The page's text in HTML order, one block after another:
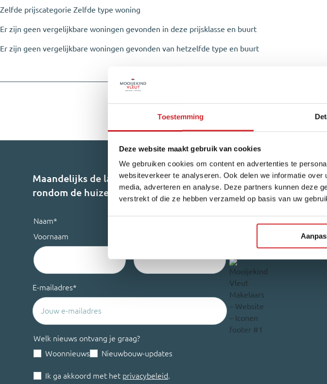
Toestemming
Deze website maakt gebruik van cookies
We gebruiken cookies om content en advertenties te
websiteverkeer te analyseren. Ook delen we informatie
media, adverteren en analyse. Deze partners kunnen deze
verstrekt of die ze hebben verzameld op basis van uw
Zelfde prijscategorie Zelfde type woning
Er zijn geen vergelijkbare woningen gevonden in deze prijsklasse en buurt
Er zijn geen vergelijkbare woningen gevonden van hetzelfde type en buurt
Maandelijks de laatste update
rondom de huizenmarkt?
Naam*
Voornaam
E-mailadres*
Welk nieuws ontvang je graag?
Woonnieuws
Nieuwbouw-updates
Ik ga akkoord met het privacybeleid.
Reviews
540 reviews